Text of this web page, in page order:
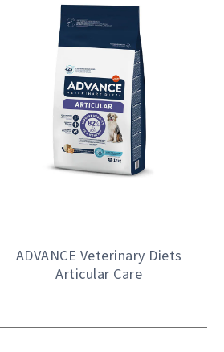
ADVANCE Veterinary Diets
Articular Care